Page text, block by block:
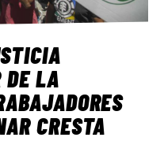
DE LA
CRESTA